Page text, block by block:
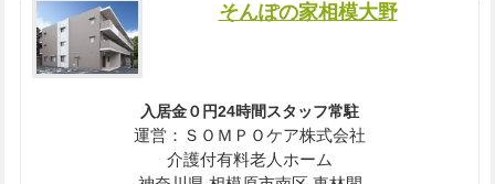
そんぽの家相模大野
入居金０円24時間スタッフ常駐
運営：ＳＯＭＰＯケア株式会社
介護付有料老人ホーム